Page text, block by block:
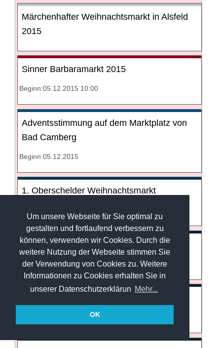
Um unsere Webseite für Sie optimal zu
gestalten und fortlaufend verbessern zu
können, verwenden wir Cookies. Durch die
weitere Nutzung der Webseite stimmen Sie
der Verwendung von Cookies zu. Weitere
Informationen zu Cookies erhalten Sie in
unserer Datenschutzerklärun Mehr...
OK
Märchenhafter Weihnachtsmarkt in Alsfeld
2015
Sinner Barbaramarkt 2015
Beginn:05.12.2015 10:00
Adventsstimmung auf dem Marktplatz von
Bad Camberg
Beginn:05.12.2015
1. Oberschelder Weihnachtsmarkt
Weihnachtsmarkt Aßlar 2015
Beginn:05.12.2015